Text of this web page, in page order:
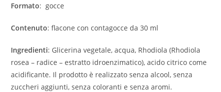
Formato: gocce
Contenuto: flacone con contagocce da 30 ml
Ingredienti: Glicerina vegetale, acqua, Rhodiola (Rhodiola
rosea – radice – estratto idroenzimatico), acido citrico come
acidificante. Il prodotto è realizzato senza alcool, senza
zuccheri aggiunti, senza coloranti e senza aromi.